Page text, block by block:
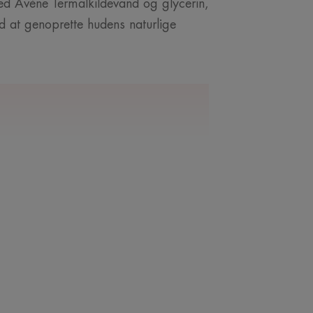
Avène Termalkildevand og glycerin,
at genoprette hudens naturlige